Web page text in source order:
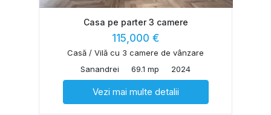
Casa pe parter 3 camere
115,000 €
Casă / Vilă cu 3 camere de vânzare
Sanandrei
69.1 mp 2024
Vezi mai multe detalii